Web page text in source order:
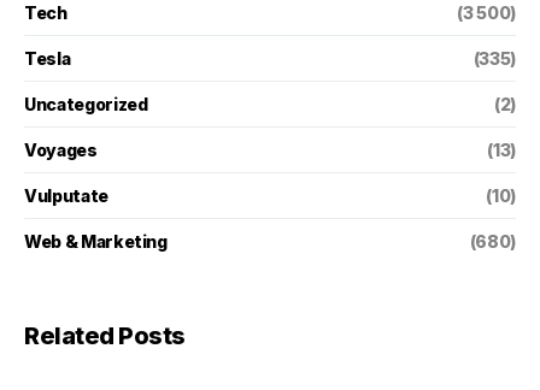
Tech (3 500)
Tesla (335)
Uncategorized (2)
Voyages (13)
Vulputate (10)
Web & Marketing (680)
Related Posts